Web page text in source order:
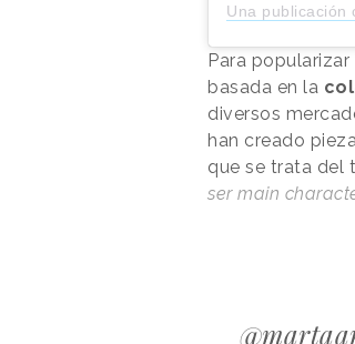
Una publicación
Para
basada en la
diversos
han creado
que se trata del
ser main